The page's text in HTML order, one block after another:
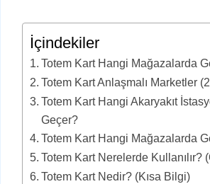
İçindekiler
Totem Kart Hangi Mağazalarda
Totem Kart Anlaşmalı Marketler
Totem Kart Hangi Akaryakıt
Geçer?
Totem Kart Hangi Mağazalarda
Totem Kart Nerelerde Kullanılır?
Totem Kart Nedir? (Kısa Bilgi)